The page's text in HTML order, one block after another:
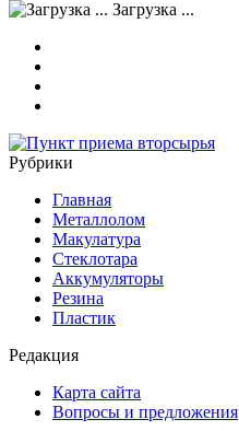
Загрузка ...
Рубрики
Главная
Металлолом
Макулатура
Стеклотара
Аккумуляторы
Резина
Пластик
Редакция
Карта сайта
Вопросы и предложения